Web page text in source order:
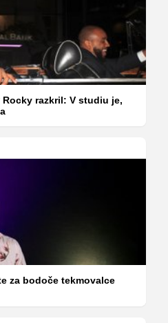
razkril: V studiu je,
za bodoče tekmovalce